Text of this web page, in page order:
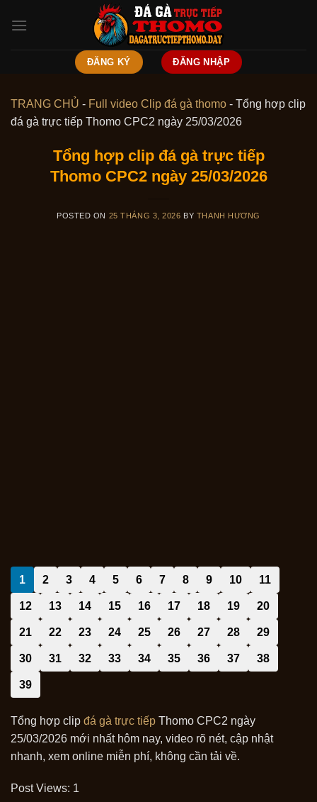
ĐĂNG KÝ ĐĂNG NHẬP
TRANG CHỦ - Full video Clip đá gà thomo - Tổng hợp clip
đá gà trực tiếp Thomo CPC2 ngày 25/03/2026
Tổng hợp clip đá gà trực tiếp
Thomo CPC2 ngày 25/03/2026
POSTED ON 25 THÁNG 3, 2026 BY THANH HƯƠNG
1 2 3 4 5 6 7 8 9 10 11
12 13 14 15 16 17 18 19 20
21 22 23 24 25 26 27 28 29
30 31 32 33 34 35 36 37 38
39
Tổng hợp clip đá gà trực tiếp Thomo CPC2 ngày
25/03/2026 mới nhất hôm nay, video rõ nét, cập nhật
nhanh, xem online miễn phí, không cần tải về.
Post Views: 1